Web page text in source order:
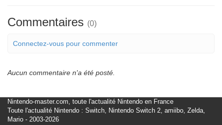
Commentaires (0)
Connectez-vous pour commenter
Aucun commentaire n'a été posté.
Nintendo-master.com, toute l'actualité Nintendo en France
Toute l'actualité Nintendo : Switch, Nintendo Switch 2, amiibo, Zelda,
Mario - 2003-2026